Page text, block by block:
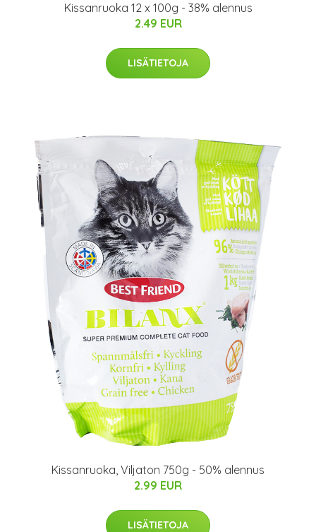
Kissanruoka 12 x 100g - 38% alennus
2.49 EUR
LISÄTIETOJA
Kissanruoka, Viljaton 750g - 50% alennus
2.99 EUR
LISÄTIETOJA